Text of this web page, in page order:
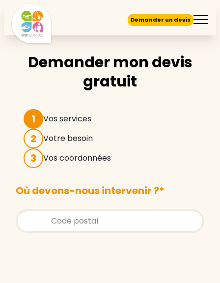
Demander un devis
Demander mon devis
gratuit
1 Vos services
2 Votre besoin
3 Vos coordonnées
Où devons-nous intervenir ?*
Store locator global - Autocompletion
Rechercher